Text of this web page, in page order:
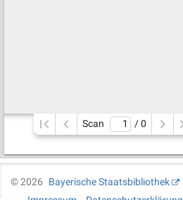
Scan / 0
©2026
Bayerische Staatsbibliothek